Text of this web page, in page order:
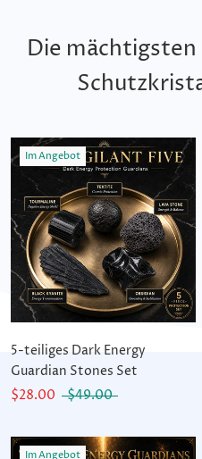
Die
Im Angebot
5-teiliges Dark Energy
Guardian Stones Set
$28.00
$49.00
Im Angebot